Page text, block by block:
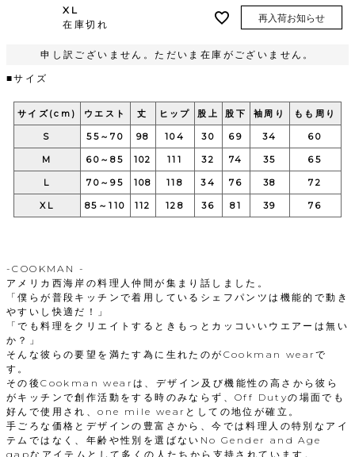
XL
在庫切れ
再入荷お知らせ
申し訳ございません。ただいま在庫がございません。
■サイズ
サイズ(cm) ウエスト 丈 ヒップ 股上 股下 袖周り もも周り
S 55～70 98 104 30 69 34 60
M 60～85 102 111 32 74 35 65
L 70～95 108 118 34 76 38 72
XL 85～110 112 128 36 81 39 76
-COOKMAN -
アメリカ西海岸の料理人仲間が集まり話しました。
「僕らが普段キッチンで着用しているシェフパンツは機能的で動き
やすいし快適だ！」
「でも料理をクリエイトするときもっとカッコいいウエアーは無い
か？」
そんな彼らの要望を満たす為に生れたのがCookman wearで
す。
その後Cookman wearは、デザイン及び機能性の高さから彼ら
がキッチンで創作活動をする時のみならず、Off Dutyの場面でも
好んで使用され、one mile wearとしての地位が確立。
手ごろな価格とデザインの豊富さから、今では料理人の特別なアイ
テムではなく、年齢や性別を選ばないNo Gender and Age
gapなアイテムとして多くの人たちから支持されています。